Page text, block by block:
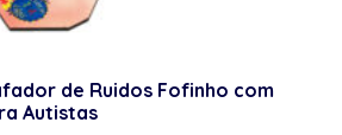
de Ruidos Fofinho com
Autistas